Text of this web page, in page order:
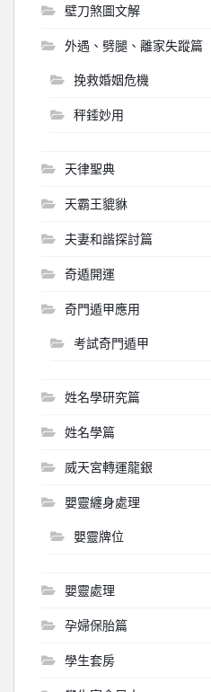
壁刀煞圖文解
外遇、劈腿、離家失蹤篇
挽救婚姻危機
秤錘妙用
天律聖典
天霸王貔貅
夫妻和諧探討篇
奇遁開運
奇門遁甲應用
考試奇門遁甲
姓名學研究篇
姓名學篇
威天宮轉運龍銀
嬰靈纏身處理
嬰靈牌位
嬰靈處理
孕婦保胎篇
學生套房